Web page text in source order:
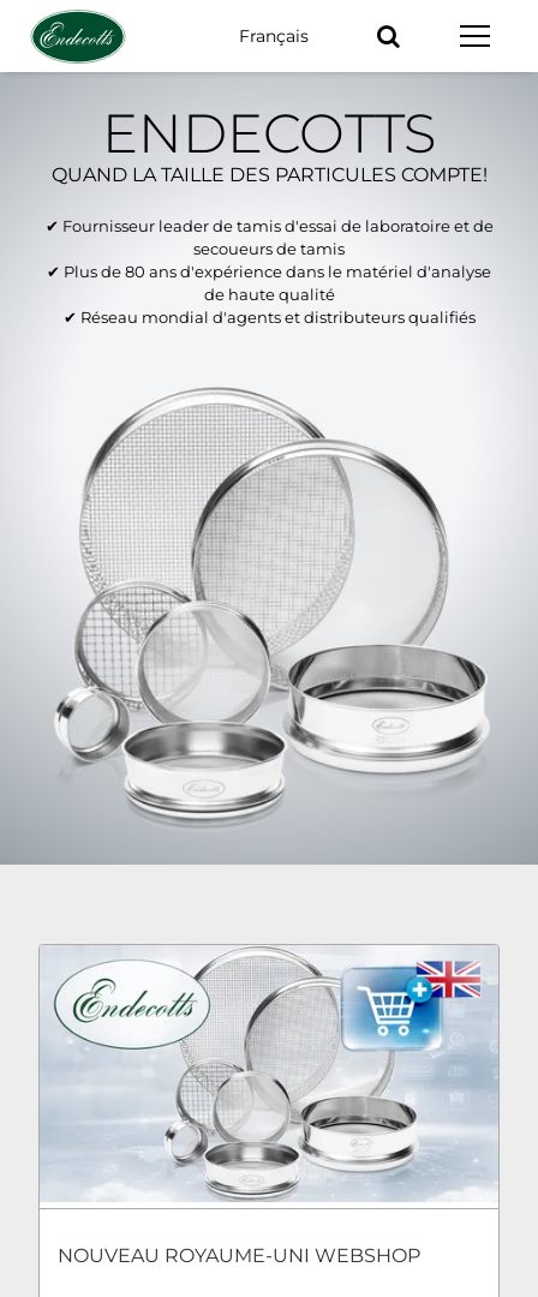
Français
ENDECOTTS
QUAND LA TAILLE DES PARTICULES COMPTE!
✔ Fournisseur leader de tamis d'essai de laboratoire et de
secoueurs de tamis
✔ Plus de 80 ans d'expérience dans le matériel d'analyse
de haute qualité
✔ Réseau mondial d'agents et distributeurs qualifiés
NOUVEAU ROYAUME-UNI WEBSHOP
Mots-
clés